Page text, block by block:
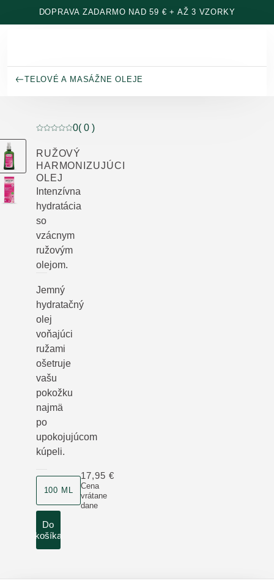
Prejsť na hlavný obsah
DOPRAVA ZADARMO NAD 59 € + AŽ 3 VZORKY
TELOVÉ A MASÁŽNE OLEJE
Aktuálne hodnotenie: 0 z 5 hviezdičiek hodnotené 0
0( 0 )
RUŽOVÝ
HARMONIZUJÚCI
OLEJ
Intenzívna
hydratácia
so
vzácnym
ružovým
olejom.
Jemný
hydratačný
olej
voňajúci
ružami
ošetruje
vašu
pokožku
najmä
po
upokojujúcom
kúpeli.
veľkosť produktu
100 ML
Cena
vrátane
dane
17,95 €
Do
košíka